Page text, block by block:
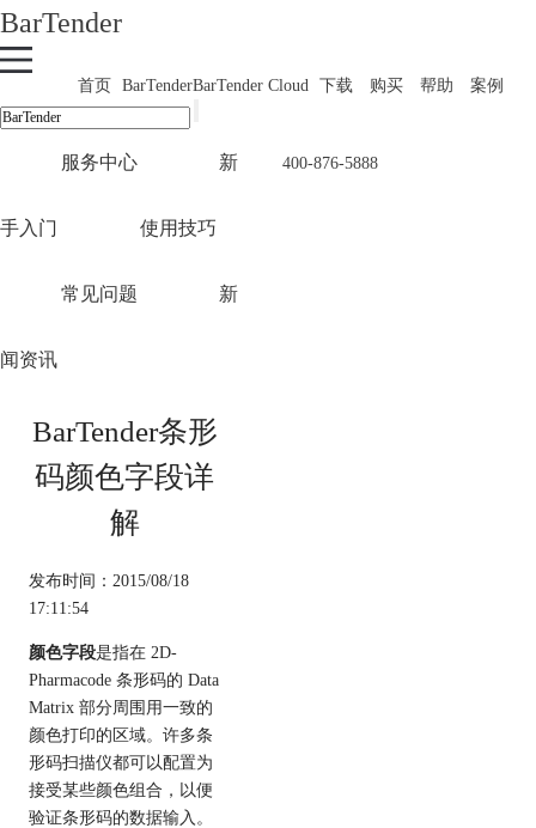
BarTender
首页 BarTenderBarTender Cloud 下载 购买 帮助 案例
400-876-5888
服务中心 新
手入门 使用技巧
常见问题 新
闻资讯
BarTender条形
码颜色字段详
解
发布时间：2015/08/18
17:11:54
颜色字段是指在 2D-
Pharmacode 条形码的 Data
Matrix 部分周围用一致的
颜色打印的区域。许多条
形码扫描仪都可以配置为
接受某些颜色组合，以便
验证条形码的数据输入。